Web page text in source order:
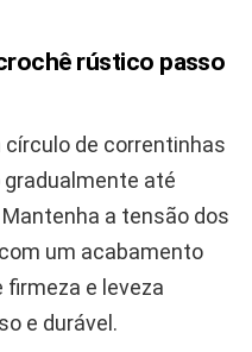
rústico passo
de correntinhas
até
a tensão dos
um acabamento
firmeza e leveza
e durável.